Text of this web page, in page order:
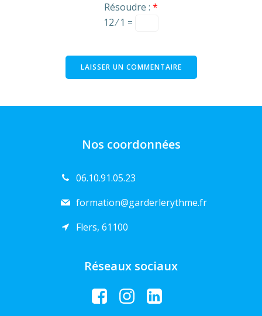
Résoudre : *
12 ⁄ 1 =
Nos coordonnées
06.10.91.05.23
formation@garderlerythme.fr
Flers, 61100
Réseaux sociaux